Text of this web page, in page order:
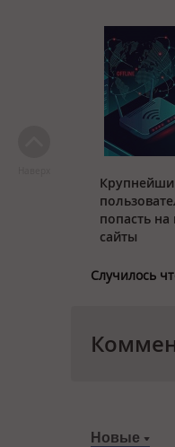
попасть
сайты
Случилось
Новые